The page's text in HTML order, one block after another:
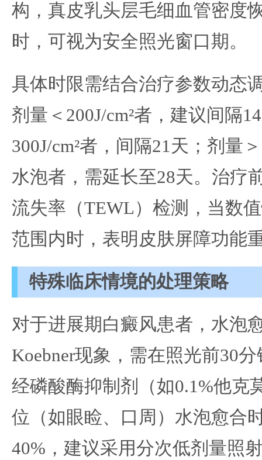
构，真皮乳头层毛细血管密度
时，可视为安全照光窗口期。
具体时限需结合治疗参数动态
剂量＜200J/cm²者，建议间隔
300J/cm²者，间隔21天；剂量
水泡者，需延长至28天。治疗
流失率（TEWL）检测，当数
范围内时，表明皮肤屏障功能
特殊临床情境的处理策略
对于进展期白癜风患者，水泡
Koebner现象，需在照光前30
经磷酸酶抑制剂（如0.1%他克
位（如眼睑、口周）水泡愈合
40%，建议采用分次低剂量照